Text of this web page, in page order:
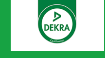
CACES